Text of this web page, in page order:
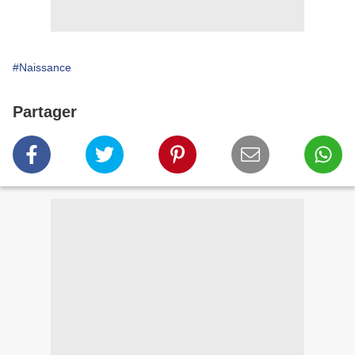
#Naissance
Partager